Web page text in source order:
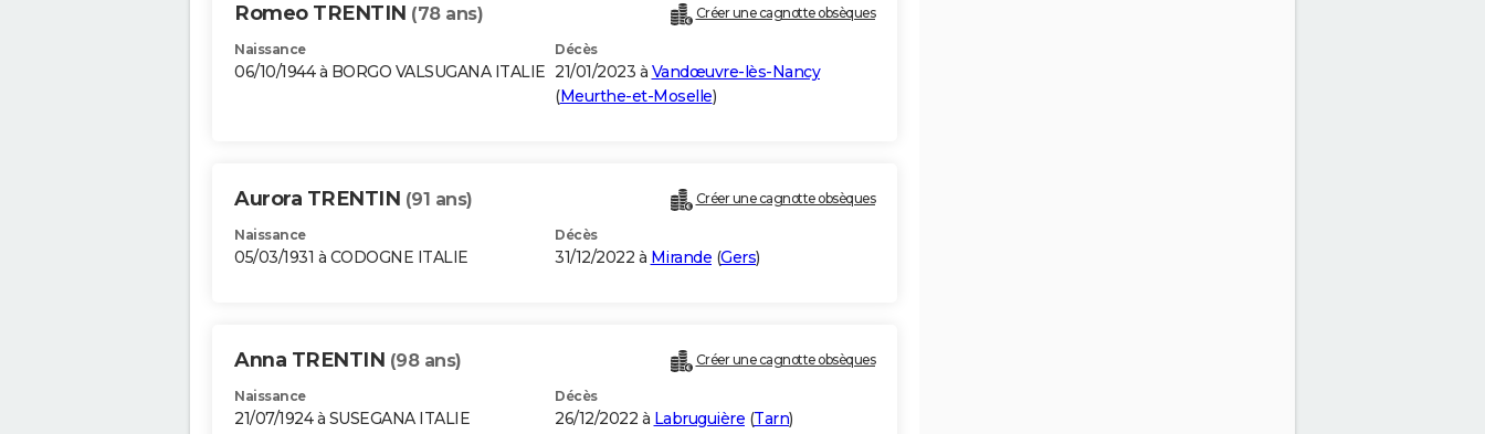
Romeo TRENTIN (78 ans) Créer une cagnotte obsèques
Naissance
06/10/1944 à BORGO VALSUGANA ITALIE
Décès
21/01/2023 à Vandœuvre-lès-Nancy
(Meurthe-et-Moselle)
Aurora TRENTIN (91 ans) Créer une cagnotte obsèques
Naissance
05/03/1931 à CODOGNE ITALIE
Décès
31/12/2022 à Mirande (Gers)
Anna TRENTIN (98 ans) Créer une cagnotte obsèques
Naissance
21/07/1924 à SUSEGANA ITALIE
Décès
26/12/2022 à Labruguière (Tarn)